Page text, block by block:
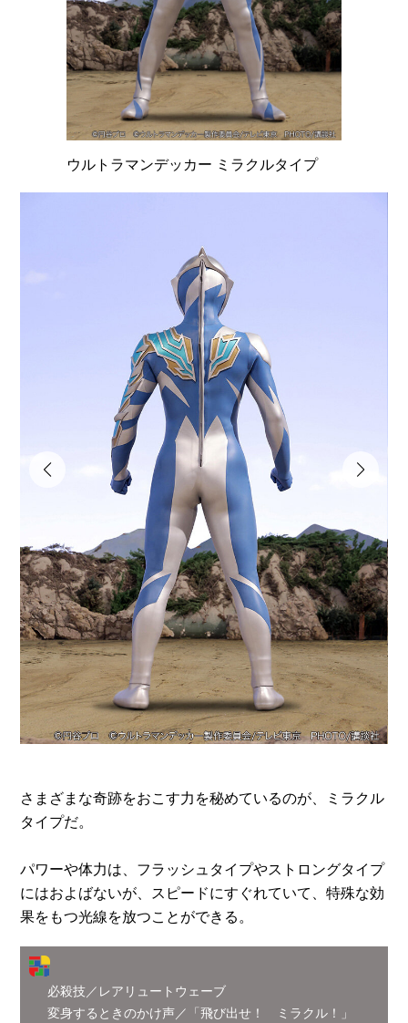
ウルトラマンデッカー ミラクルタイプ
さまざまな奇跡をおこす力を秘めているのが、ミラクル
タイプだ。
パワーや体力は、フラッシュタイプやストロングタイプ
にはおよばないが、スピードにすぐれていて、特殊な効
果をもつ光線を放つことができる。
必殺技／レアリュートウェーブ
変身するときのかけ声／「飛び出せ！ ミラクル！」